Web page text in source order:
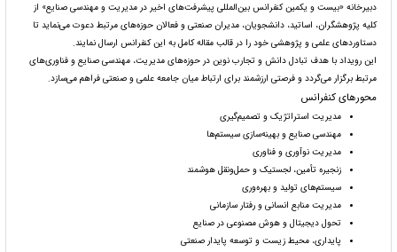
دبیرخانه «بیست و یکمین کنفرانس بین‌المللی پیشرفت‌های اخیر در مدیریت و مهندسی صنایع» از
کلیه پژوهشگران، اساتید، دانشجویان، مدیران صنعتی و فعالان حوزه‌های مرتبط دعوت می‌نماید تا
دستاوردهای علمی و پژوهشی خود را در قالب مقاله کامل به این کنفرانس ارسال نمایند.
این رویداد با هدف تبادل دانش و تجارب نوین در حوزه‌های مدیریت، مهندسی صنایع و فناوری‌های
مرتبط برگزار می‌گردد و فرصتی ارزشمند برای ارتباط میان جامعه علمی و صنعتی فراهم می‌سازد.
محورهای کنفرانس
مدیریت استراتژیک و تصمیم‌گیری
مهندسی صنایع و بهینه‌سازی سیستم‌ها
مدیریت نوآوری و فناوری
زنجیره تأمین، لجستیک و حمل‌ونقل هوشمند
سیستم‌های تولید و بهره‌وری
مدیریت منابع انسانی و رفتار سازمانی
تحول دیجیتال و هوش مصنوعی در صنایع
پایداری، محیط زیست و توسعه پایدار صنعتی